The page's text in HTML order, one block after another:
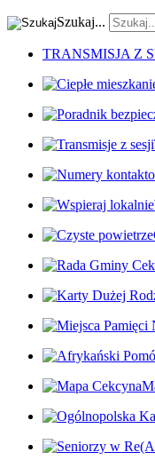
Szukaj...
TRANSMISJA Z